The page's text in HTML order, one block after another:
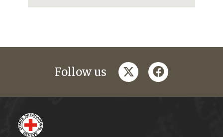
Follow us twitterfacebook